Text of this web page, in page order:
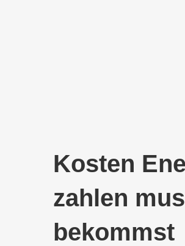
Kosten
zahlen
bekommst